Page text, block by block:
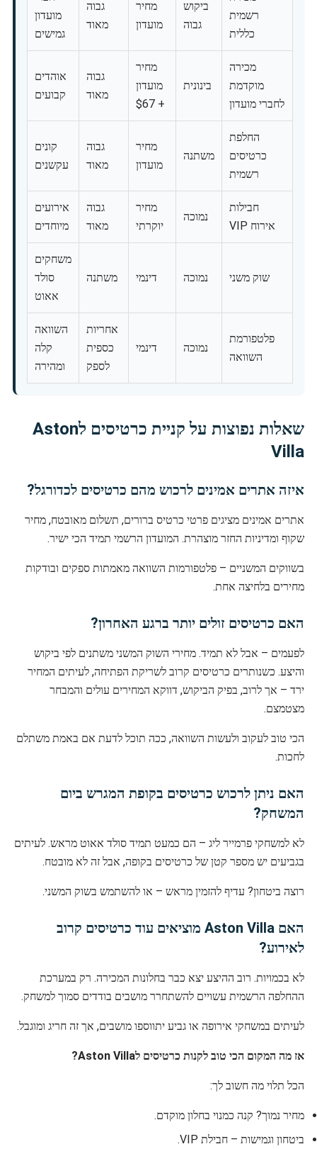
רשמית
כללית
ביקוש
גבוה
מחיר
מועדון
גבוה
מאוד
מועדון
גמישים
מכירה
מוקדמת
לחברי מועדון
בינונית
מחיר
מועדון
+ $67
גבוה
מאוד
אוהדים
קבועים
החלפת
כרטיסים
רשמית
משתנה
מחיר
מועדון
גבוה
מאוד
קונים
עקשנים
חבילות
אירוח VIP
נמוכה
מחיר
יוקרתי
גבוה
מאוד
אירועים
מיוחדים
שוק משני נמוכה דינמי משתנה
משחקים
סולד
אאוט
פלטפורמת
השוואה
נמוכה דינמי
אחריות
כספית
לספק
השוואה
קלה
ומהירה
שאלות נפוצות על קניית כרטיסים לAston
Villa
איזה אתרים אמינים לרכוש מהם כרטיסים לכדורגל?
אתרים אמינים מציגים פרטי כרטיס ברורים, תשלום מאובטח, מחיר
שקוף ומדיניות החזר מוצהרת. המועדון הרשמי תמיד הכי ישיר.
בשווקים המשניים – פלטפורמות השוואה מאמתות ספקים ובודקות
מחירים בלחיצה אחת.
האם כרטיסים זולים יותר ברגע האחרון?
לפעמים – אבל לא תמיד. מחירי השוק המשני משתנים לפי ביקוש
והיצע. כשנותרים כרטיסים קרוב לשריקת הפתיחה, לעיתים המחיר
ירד – אך לרוב, בפיק הביקוש, דווקא המחירים עולים והמבחר
מצטמצם.
הכי טוב לעקוב ולעשות השוואה, ככה תוכל לדעת אם באמת משתלם
לחכות.
האם ניתן לרכוש כרטיסים בקופת המגרש ביום
המשחק?
לא למשחקי פרמייר ליג – הם כמעט תמיד סולד אאוט מראש. לעיתים
בגביעים יש מספר קטן של כרטיסים בקופה, אבל זה לא מובטח.
רוצה ביטחון? עדיף להזמין מראש – או להשתמש בשוק המשני.
האם Aston Villa מוציאים עוד כרטיסים קרוב
לאירוע?
לא בכמויות. רוב ההיצע יצא כבר בחלונות המכירה. רק במערכת
ההחלפה הרשמית עשויים להשתחרר מושבים בודדים סמוך למשחק.
לעיתים במשחקי אירופה או גביע יתווספו מושבים, אך זה חריג ומוגבל.
אז מה המקום הכי טוב לקנות כרטיסים לAston Villa?
הכל תלוי מה חשוב לך:
מחיר נמוך? קנה כמנוי בחלון מוקדם.
ביטחון וגמישות – חבילת VIP.